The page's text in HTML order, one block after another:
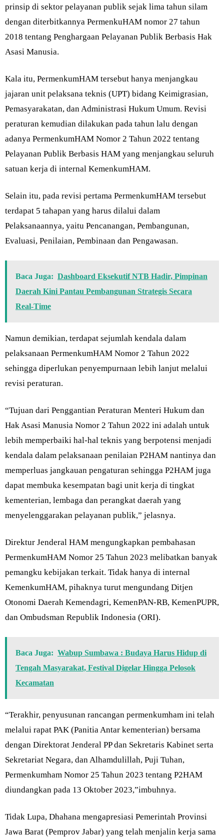
prinsip di sektor pelayanan publik sejak lima tahun silam
dengan diterbitkannya PermenkuHAM nomor 27 tahun
2018 tentang Penghargaan Pelayanan Publik Berbasis Hak
Asasi Manusia.
Kala itu, PermenkumHAM tersebut hanya menjangkau
jajaran unit pelaksana teknis (UPT) bidang Keimigrasian,
Pemasyarakatan, dan Administrasi Hukum Umum. Revisi
peraturan kemudian dilakukan pada tahun lalu dengan
adanya PermenkumHAM Nomor 2 Tahun 2022 tentang
Pelayanan Publik Berbasis HAM yang menjangkau seluruh
satuan kerja di internal KemenkumHAM.
Selain itu, pada revisi pertama PermenkumHAM tersebut
terdapat 5 tahapan yang harus dilalui dalam
Pelaksanaannya, yaitu Pencanangan, Pembangunan,
Evaluasi, Penilaian, Pembinaan dan Pengawasan.
Baca Juga: Dashboard Eksekutif NTB Hadir, Pimpinan
Daerah Kini Pantau Pembangunan Strategis Secara
Real-Time
Namun demikian, terdapat sejumlah kendala dalam
pelaksanaan PermenkumHAM Nomor 2 Tahun 2022
sehingga diperlukan penyempurnaan lebih lanjut melalui
revisi peraturan.
“Tujuan dari Penggantian Peraturan Menteri Hukum dan
Hak Asasi Manusia Nomor 2 Tahun 2022 ini adalah untuk
lebih memperbaiki hal-hal teknis yang berpotensi menjadi
kendala dalam pelaksanaan penilaian P2HAM nantinya dan
memperluas jangkauan pengaturan sehingga P2HAM juga
dapat membuka kesempatan bagi unit kerja di tingkat
kementerian, lembaga dan perangkat daerah yang
menyelenggarakan pelayanan publik,” jelasnya.
Direktur Jenderal HAM mengungkapkan pembahasan
PermenkumHAM Nomor 25 Tahun 2023 melibatkan banyak
pemangku kebijakan terkait. Tidak hanya di internal
KemenkumHAM, pihaknya turut mengundang Ditjen
Otonomi Daerah Kemendagri, KemenPAN-RB, KemenPUPR,
dan Ombudsman Republik Indonesia (ORI).
Baca Juga: Wabup Sumbawa : Budaya Harus Hidup di
Tengah Masyarakat, Festival Digelar Hingga Pelosok
Kecamatan
“Terakhir, penyusunan rancangan permenkumham ini telah
melalui rapat PAK (Panitia Antar kementerian) bersama
dengan Direktorat Jenderal PP dan Sekretaris Kabinet serta
Sekretariat Negara, dan Alhamdulillah, Puji Tuhan,
Permenkumham Nomor 25 Tahun 2023 tentang P2HAM
diundangkan pada 13 Oktober 2023,”imbuhnya.
Tidak Lupa, Dhahana mengapresiasi Pemerintah Provinsi
Jawa Barat (Pemprov Jabar) yang telah menjalin kerja sama